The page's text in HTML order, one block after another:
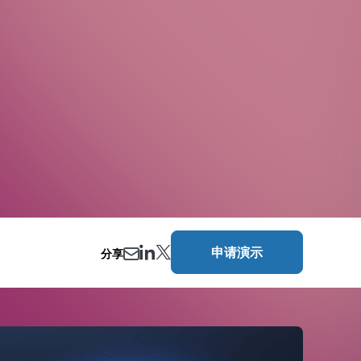
分享 申请演示